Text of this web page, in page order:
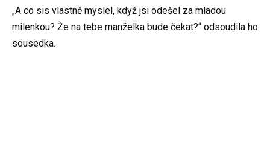
„A co sis vlastně myslel, když jsi odešel za mladou
milenkou? Že na tebe manželka bude čekat?“ odsoudila ho
sousedka.